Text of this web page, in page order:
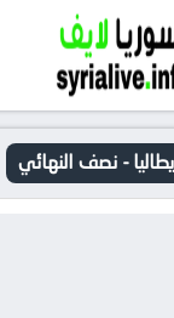
- نصف النهائي